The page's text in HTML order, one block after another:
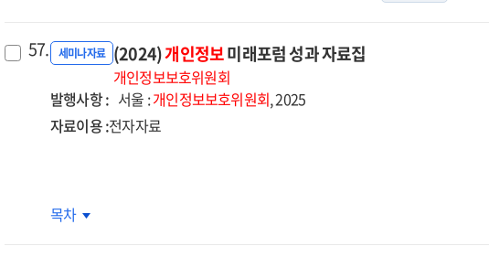
57. 세미나자료 (2024)개인정보미래포럼 성과 자료집
개인정보보호위원회
발행사항 : 서울 :개인정보보호위원회, 2025
자료이용 :전자자료
(2024)
목차